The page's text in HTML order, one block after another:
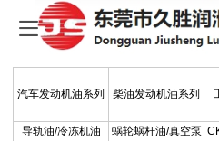
-
汽车发动机油系列 柴油发动机油系列
导轨油/冷冻机油
蜗轮蜗杆油/真空泵